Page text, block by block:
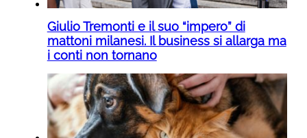
Giulio Tremonti e il suo “impero” di
mattoni milanesi. Il business si allarga ma
i conti non tornano